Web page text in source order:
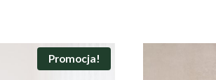
Promocja!